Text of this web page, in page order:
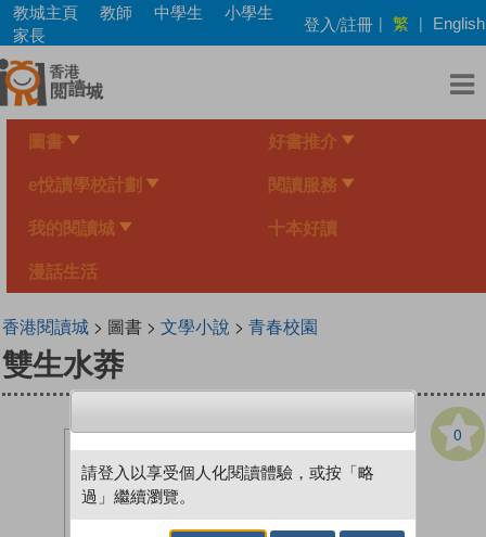
Skip
main
content
教城主頁 教師 中學生
小學生
家長
登入/註冊 | 繁 | English
圖書 好書推介
e悅讀學校計劃 閱讀服務
我的閱讀城 十本好讀
漫話生活
香港閱讀城> 圖書 > 文學小說 > 青春校園
雙生水莽
0
請登入以享受個人化閱讀體驗，或按「略
過」繼續瀏覽。